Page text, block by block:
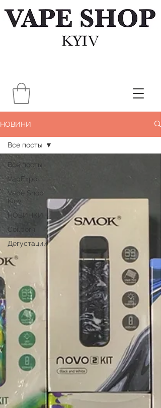
НОВИНИ
Все посты
VapExpo
Vape Shop
Kiev
НОВИНКИ
Coilporn
Дегустации
Все посты